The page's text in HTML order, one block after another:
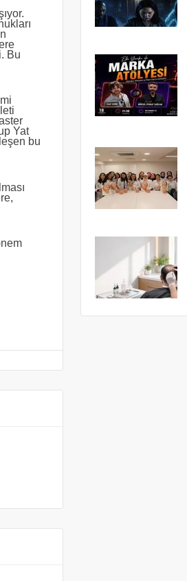
Bu
Yat
bu